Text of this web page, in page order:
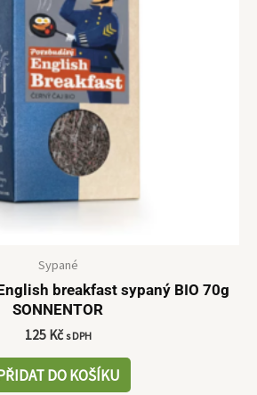
Sypané
breakfast sypaný BIO 70g
SONNENTOR
125 Kč s DPH
DO KOŠÍKU